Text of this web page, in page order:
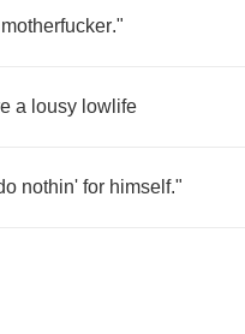
motherfucker."
a lousy lowlife
nothin' for himself."